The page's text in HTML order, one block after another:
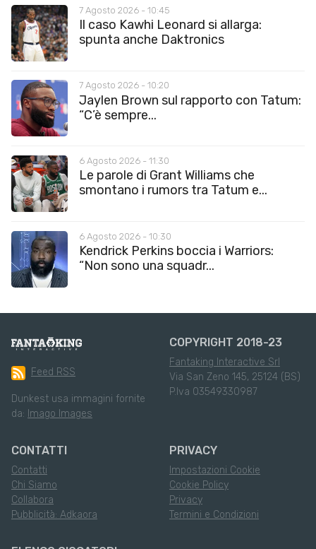
7 Agosto 2026 - 10:45
Il caso Kawhi Leonard si allarga:
spunta anche Daktronics
7 Agosto 2026 - 10:20
Jaylen Brown sul rapporto con Tatum:
“C’è sempre...
6 Agosto 2026 - 11:30
Le parole di Grant Williams che
smontano i rumors tra Tatum e...
6 Agosto 2026 - 10:30
Kendrick Perkins boccia i Warriors:
“Non sono una squadr...
Feed RSS
Dunkest usa immagini fornite
da: Imago Images
COPYRIGHT 2018-23
Fantaking Interactive Srl
Via San Zeno 145, 25124 (BS)
P.Iva 03549330987
CONTATTI
Contatti
Chi Siamo
Collabora
Pubblicità: Adkaora
PRIVACY
Impostazioni Cookie
Cookie Policy
Privacy
Termini e Condizioni